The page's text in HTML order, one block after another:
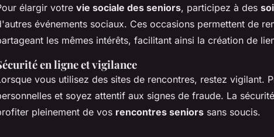
élargir votre vie sociale des seniors, participez à des
événements sociaux. Ces occasions permettent de
les mêmes intérêts, facilitant ainsi la création de
en ligne et vigilance
vous utilisez des sites de rencontres, restez vigilant.
et soyez attentif aux signes de fraude. La
pleinement de vos rencontres seniors sans soucis.